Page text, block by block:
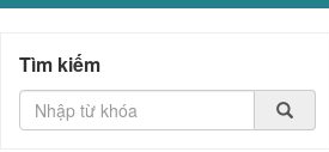
Tìm kiếm